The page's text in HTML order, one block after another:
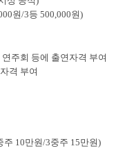
원/3등 500,000원)
주회 등에 출연자격 부여
격 부여
주 10만원/3중주 15만원)